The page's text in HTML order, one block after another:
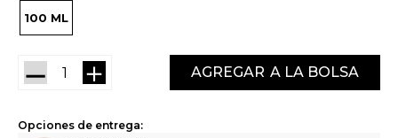
100 ML
＋
－ AGREGAR
Opciones de entrega: